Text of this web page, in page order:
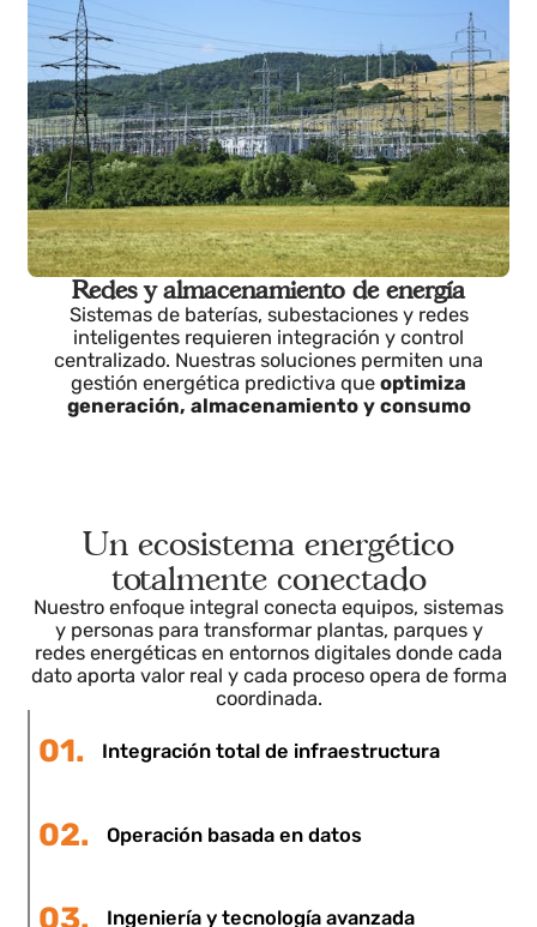
Automatización y digitalización para sistemas
críticos que permita supervisar cada párametro
en tiempo real, cumliendo con estándares de
seguridad y asegurando una operación estable y
segura
Sistemas de baterías, subestaciones y redes
inteligentes requieren integración y control
centralizado. Nuestras soluciones permiten una
gestión energética predictiva queoptimiza
generación, almacenamiento y consumo
totalmente conectado
redes energéticas en entornos digitales donde cada